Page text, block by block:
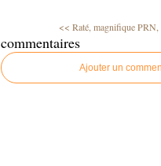
<< Raté, magnifiquePRN,
commentaires
Ajouter un